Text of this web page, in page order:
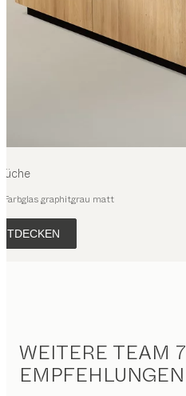
Farbglas graphitgrau matt
WEITERE TEAM 7
EMPFEHLUNGEN